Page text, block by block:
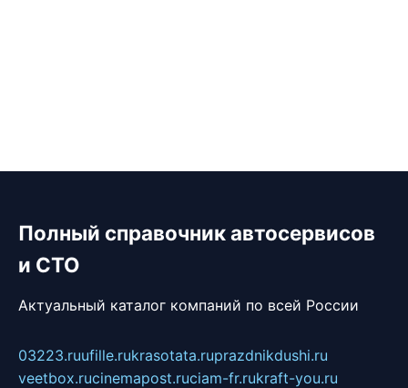
Полный справочник автосервисов
и СТО
Актуальный каталог компаний по всей России
03223.ruufille.rukrasotata.ruprazdnikdushi.ru
veetbox.rucinemapost.ruciam-fr.rukraft-you.ru